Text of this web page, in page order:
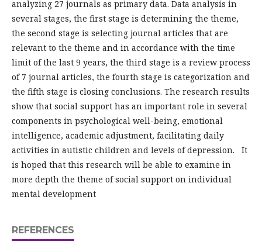
analyzing 27 journals as primary data. Data analysis in
several stages, the first stage is determining the theme,
the second stage is selecting journal articles that are
relevant to the theme and in accordance with the time
limit of the last 9 years, the third stage is a review process
of 7 journal articles, the fourth stage is categorization and
the fifth stage is closing conclusions. The research results
show that social support has an important role in several
components in psychological well-being, emotional
intelligence, academic adjustment, facilitating daily
activities in autistic children and levels of depression. It
is hoped that this research will be able to examine in
more depth the theme of social support on individual
mental development
REFERENCES